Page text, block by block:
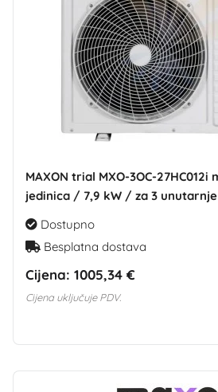
MAXON trial MXO-3OC-
jedinica / 7,9 kW / za 3
Dostupno
Besplatna dostava
Cijena: 1005,34 €
Cijena uključuje PDV.